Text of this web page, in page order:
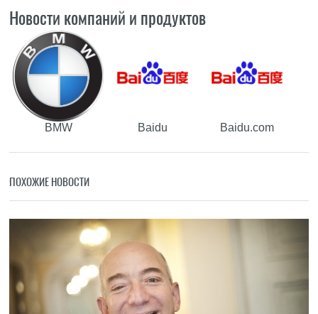
Новости компаний и продуктов
BMW Baidu Baidu.com
ПОХОЖИЕ НОВОСТИ